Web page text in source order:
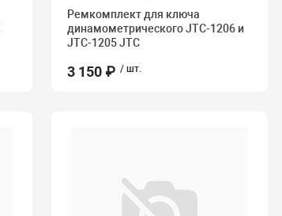
Ремкомплект для ключа
динамометрического JTC-1206 и
JTC-1205 JTC
3 150 ₽ / шт.